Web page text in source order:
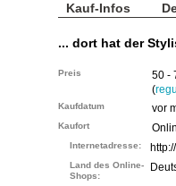
Kauf-Infos
... dort hat der
Preis
50 -
(
Kaufdatum vor
Kaufort
Internetadresse:
Land des Online-
Shops: